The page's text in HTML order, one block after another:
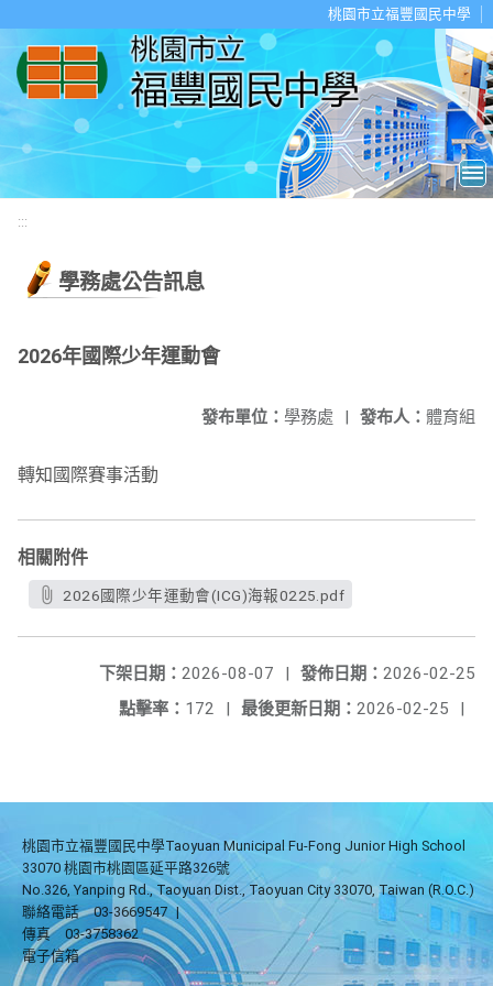
桃園市立福豐國民中學
:::
學務處公告訊息
2026年國際少年運動會
發布人： 體育組
發布單位： 學務處 |
轉知國際賽事活動
相關附件
2026國際少年運動會(ICG)海報0225.pdf
發佈日期： 2026-02-25
下架日期： 2026-08-07
|
最後更新日期： 2026-02-25 |
點擊率： 172 |
桃園市立福豐國民中學Taoyuan Municipal Fu-Fong Junior High School
33070 桃園市桃園區延平路326號
No.326, Yanping Rd., Taoyuan Dist., Taoyuan City 33070, Taiwan (R.O.C.)
聯絡電話
03-3669547 |
傳真
03-3758362
電子信箱